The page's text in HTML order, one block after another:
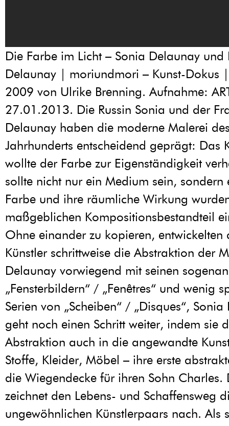
Die Farbe im Licht – Sonia Delaunay und
Delaunay | moriundmori – Kunst-Dokus
2009 von Ulrike Brenning. Aufnahme:
27.01.2013. Die Russin Sonia und der
Delaunay haben die moderne Malerei
Jahrhunderts entscheidend geprägt: Das
wollte der Farbe zur Eigenständigkeit
sollte nicht nur ein Medium sein, sondern
Farbe und ihre räumliche Wirkung
maßgeblichen Kompositionsbestandteil
Ohne einander zu kopieren, entwickelten
Künstler schrittweise die Abstraktion der
Delaunay vorwiegend mit seinen
„Fensterbildern“ / „Fenêtres“ und wenig
Serien von „Scheiben“ / „Disques“,
geht noch einen Schritt weiter, indem sie
Abstraktion auch in die angewandte
Stoffe, Kleider, Möbel – ihre erste
die Wiegendecke für ihren Sohn Charles.
zeichnet den Lebens- und Schaffensweg
ungewöhnlichen Künstlerpaars nach. Als